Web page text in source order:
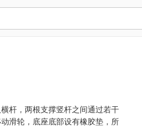
杆，两根支撑竖杆之间通过若干
滑轮，底座底部设有橡胶垫，所